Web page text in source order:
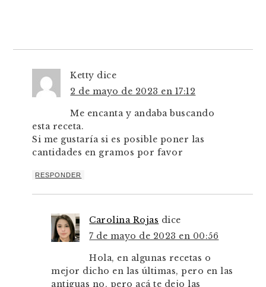
Ketty dice
2 de mayo de 2023 en 17:12
Me encanta y andaba buscando
esta receta.
Si me gustaría si es posible poner las
cantidades en gramos por favor
RESPONDER
Carolina Rojas dice
7 de mayo de 2023 en 00:56
Hola, en algunas recetas o
mejor dicho en las últimas, pero en las
antiguas no, pero acá te dejo las